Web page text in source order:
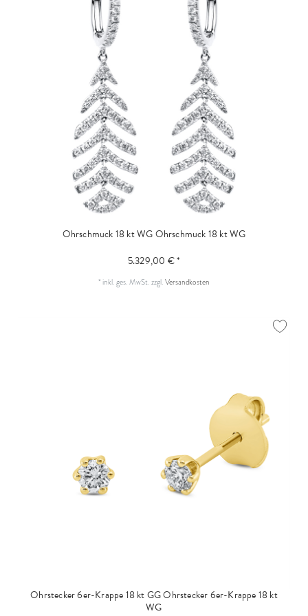
Ohrschmuck 18 kt WGOhrschmuck 18 kt WG
5.329,00 € *
* inkl. ges. MwSt.zzgl.Versandkosten
Ohrstecker 6er-Krappe 18 kt GGOhrstecker 6er-Krappe 18 kt
WG